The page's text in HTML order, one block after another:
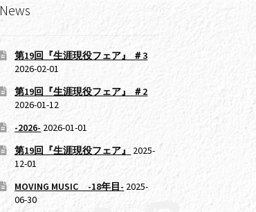
News
第19回『生涯現役フェア』 ＃3
2026-02-01
第19回『生涯現役フェア』 ＃2
2026-01-12
-2026- 2026-01-01
第19回『生涯現役フェア』
2025-
12-01
MOVING MUSIC -18年目- 2025-
06-30